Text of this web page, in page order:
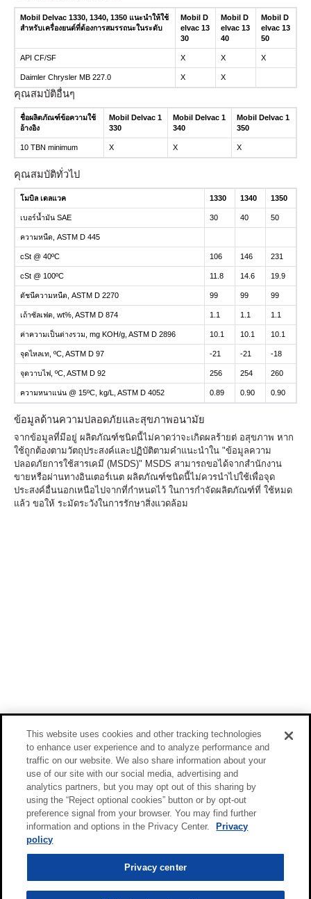
Mobil Delvac 1330, 1340, 1350 แนะนำให้ใช้
สำหรับเครื่องยนต์ที่ต้องการสมรรถนะในระดับ
Mobil D
elvac 13
30
Mobil D
elvac 13
40
Mobil D
elvac 13
50
API CF/SF X X X
Daimler Chrysler MB 227.0 X X
คุณสมบัติอื่นๆ
ชื่อผลิตภัณฑ์ข้อความใช้
อ้างอิง
Mobil Delvac 1
330
Mobil Delvac 1
340
Mobil Delvac 1
350
10 TBN minimum X X X
คุณสมบัติทั่วไป
โมบิล เดลแวค 1330 1340 1350
เบอร์น้ำมัน SAE 30 40 50
ความหนืด, ASTM D 445
cSt @ 40ºC 106 146 231
cSt @ 100ºC 11.8 14.6 19.9
ดัชนีความหนืด, ASTM D 2270 99 99 99
เถ้าซัลเฟต, wt%, ASTM D 874 1.1 1.1 1.1
ค่าความเป็นด่างรวม, mg KOH/g, ASTM D 2896 10.1 10.1 10.1
จุดไหลเท, ºC, ASTM D 97 -21 -21 -18
จุดวาบไฟ, ºC, ASTM D 92 256 254 260
ความหนาแน่น @ 15ºC, kg/L, ASTM D 4052 0.89 0.90 0.90
ข้อมูลด้านความปลอดภัยและสุขภาพอนามัย
จากข้อมูลที่มีอยู่ ผลิตภัณฑ์ชนิดนี้ไม่คาดว่าจะเกิดผลร้ายต่ อสุขภาพ หาก
ใช้ถูกต้องตามวัตถุประสงค์และปฏิบัติตามคำแนะนำใน "ข้อมูลความ
ปลอดภัยการใช้สารเคมี (MSDS)" MSDS สามารถขอได้จากสำนักงาน
ขายหรือผ่านทางอินเตอร์เนต ผลิตภัณฑ์ชนิดนี้ไม่ควรนำไปใช้เพื่อจุด
ประสงค์อื่นนอกเหนือไปจากที่กำหนดไว้ ในการกำจัดผลิตภัณฑ์ที่ ใช้หมด
แล้ว ขอให้ ระมัดระวังในการรักษาสิ่งแวดล้อม
This website uses cookies and other tracking technologies
to enhance user experience and to analyze performance and
traffic on our website. We also share information about your
use of our site with our social media, advertising and
analytics partners, but you may opt out of this sharing by
using the “Reject optional cookies” button or by opt-out
preference signal from your browser. You may find further
information and options in the Privacy Center.
Privacy
policy
Privacy center